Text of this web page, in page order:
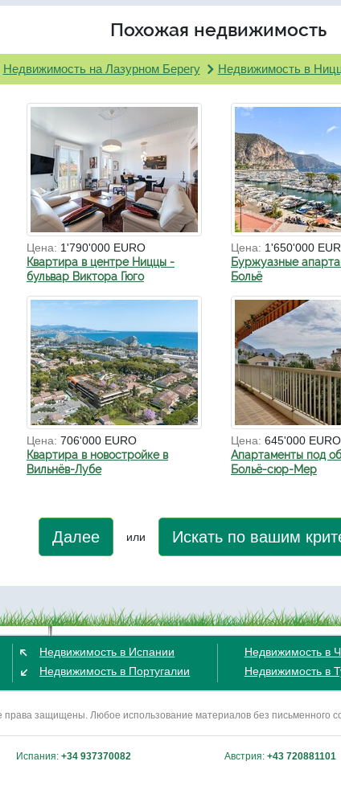
Похожая недвижимость
Недвижимость на Лазурном Берегу Недвижимость в
Цена: 1'790'000 EURO
Квартира в центре Ниццы -
бульвар Виктора Гюго
Цена: 1'650'000
Буржуазные
Больё
Цена: 706'000 EURO
Квартира в новостройке в
Вильнёв-Лубе
Цена: 645'000 EURO
Апартаменты под
Больё-сюр-Мер
Далее или Искать по вашим
Недвижимость в Испании
Недвижимость в Португалии
Недвижимость в
Недвижимость в
защищены. Любое использование материалов без письменного
Испания: +34 937370082 Австрия: +43 720881101